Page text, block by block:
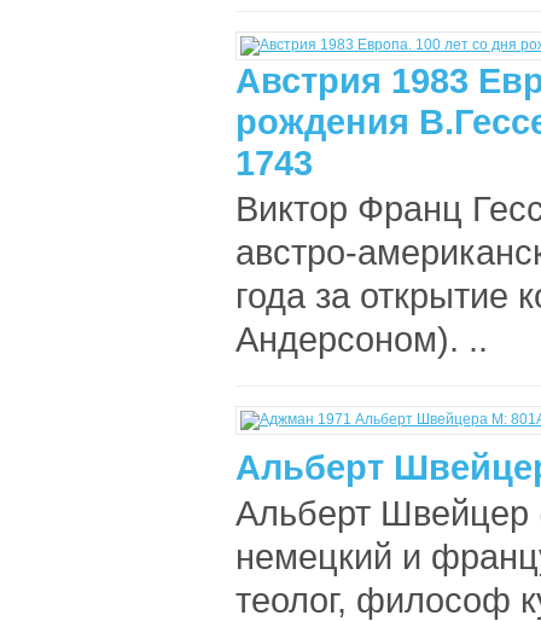
Австрия 1983
рождения
1743
Виктор Франц
австро-
года за открытие
Андерсоном). ..
Альберт
Альберт
немецкий и
теолог, философ